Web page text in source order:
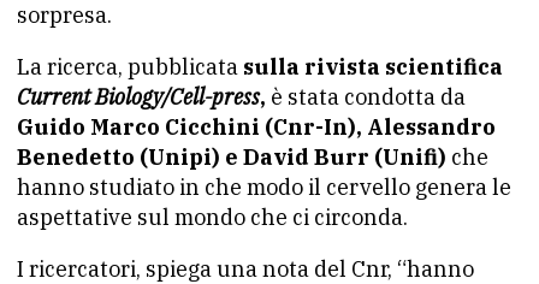
sorpresa.
La ricerca, pubblicata sulla rivista scientifica
Current Biology/Cell-press, è stata condotta da
Guido Marco Cicchini (Cnr-In), Alessandro
Benedetto (Unipi) e David Burr (Unifi) che
hanno studiato in che modo il cervello genera le
aspettative sul mondo che ci circonda.
I ricercatori, spiega una nota del Cnr, “hanno